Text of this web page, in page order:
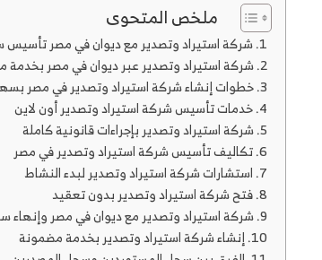
ملخص المتحوى
شركة استيراد وتصدير مع ديوان في مصر تأسيس
شركة استيراد وتصدير عبر ديوان في مصر بخدمة
خطوات إنشاء شركة استيراد وتصدير في مصر
خدمات تأسيس شركة استيراد وتصدير أون لاين
شركة استيراد وتصدير بإجراءات قانونية كاملة
تكاليف تأسيس شركة استيراد وتصدير في مصر
استشارات شركة استيراد وتصدير لبدء النشاط
فتح شركة استيراد وتصدير بدون تعقيد
شركة استيراد وتصدير مع ديوان في مصر وإنهاء
إنشاء شركة استيراد وتصدير بخدمة مضمونة